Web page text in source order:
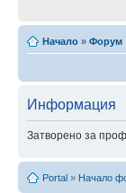
Начало » Форум
Информация
Затворено за
Portal » Начало